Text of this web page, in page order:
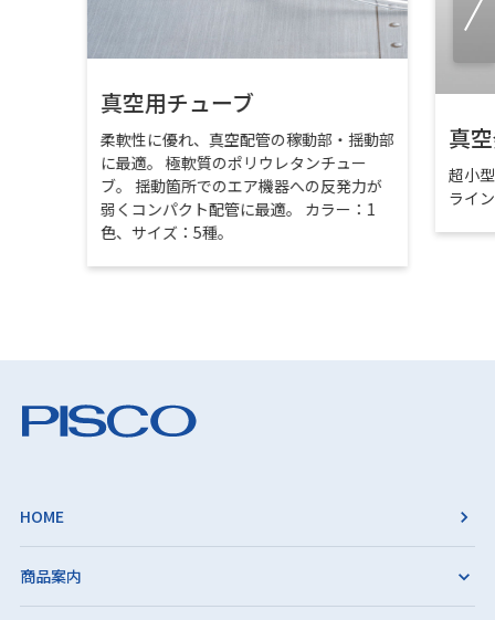
真空用チューブ
柔軟性に優れ、真空配管の稼動部・揺動部
に最適。 極軟質のポリウレタンチュー
ブ。 揺動箇所でのエア機器への反発力が
弱くコンパクト配管に最適。 カラー：1
色、サイズ：5種。
真
超小
ライ
HOME
商品案内